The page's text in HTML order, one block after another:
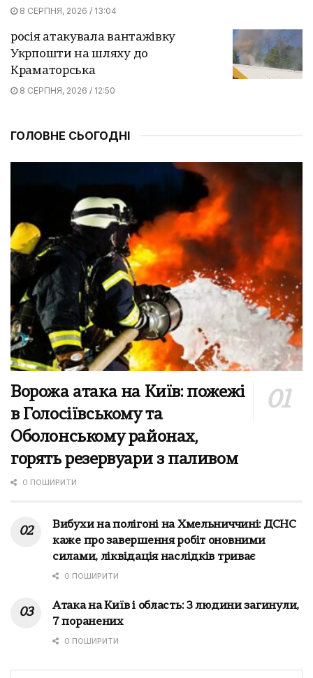
8 СЕРПНЯ, 2026 / 13:04
росія атакувала вантажівку
Укрпошти на шляху до
Краматорська
8 СЕРПНЯ, 2026 / 12:50
ГОЛОВНЕ СЬОГОДНІ
Ворожа атака на Київ: пожежі
в Голосіївському та
Оболонському районах,
горять резервуари з паливом
0 ПОШИРИТИ
Вибухи на полігоні на Хмельниччині: ДСНС
каже про завершення робіт оновними
силами, ліквідація наслідків триває
0 ПОШИРИТИ
Атака на Київ і область: 3 людини загинули,
7 поранених
0 ПОШИРИТИ